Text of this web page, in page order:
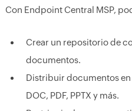
Con Endpoint Central MSP,
Crear un repositorio de
documentos.
Distribuir documentos
DOC, PDF, PPTX y más.